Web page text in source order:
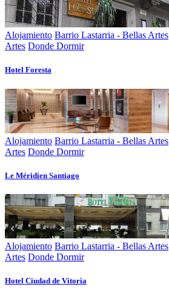
Alojamiento Barrio Lastarria - Bellas Artes
Artes Donde Dormir
Hotel Foresta
Alojamiento Barrio Lastarria - Bellas Artes
Artes Donde Dormir
Le Méridien Santiago
Alojamiento Barrio Lastarria - Bellas Artes
Artes Donde Dormir
Hotel Ciudad de Vitoria